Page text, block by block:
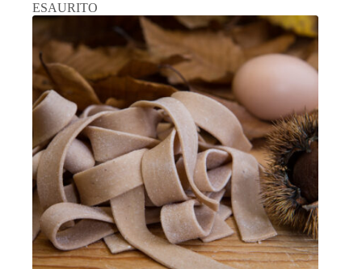
ESAURITO